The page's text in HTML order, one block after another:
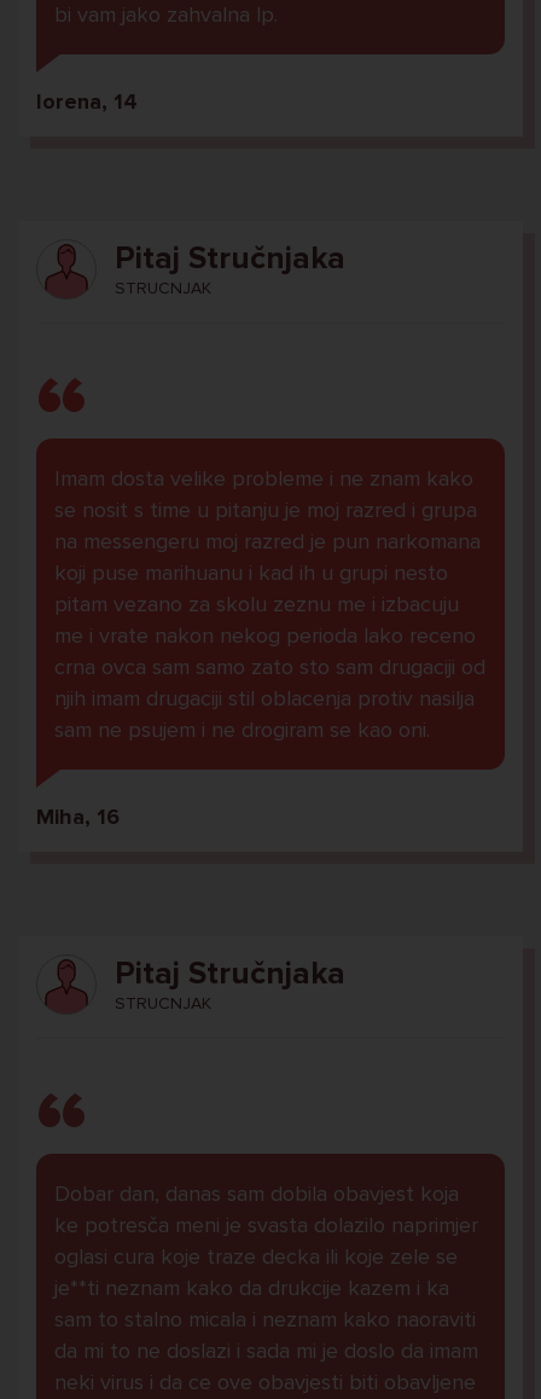
bi vam jako zahvalna lp.
lorena, 14
Pitaj Stručnjaka
STRUCNJAK
Imam dosta velike probleme i ne znam kako
se nosit s time u pitanju je moj razred i grupa
na messengeru moj razred je pun narkomana
koji puse marihuanu i kad ih u grupi nesto
pitam vezano za skolu zeznu me i izbacuju
me i vrate nakon nekog perioda lako receno
crna ovca sam samo zato sto sam drugaciji od
njih imam drugaciji stil oblacenja protiv nasilja
sam ne psujem i ne drogiram se kao oni.
Miha, 16
Pitaj Stručnjaka
STRUCNJAK
Dobar dan, danas sam dobila obavjest koja
ke potresča meni je svasta dolazilo naprimjer
oglasi cura koje traze decka ili koje zele se
je**ti neznam kako da drukcije kazem i ka
sam to stalno micala i neznam kako naoraviti
da mi to ne doslazi i sada mi je doslo da imam
neki virus i da ce ove obavjesti biti obavljene